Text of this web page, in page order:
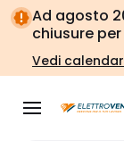
Vai alla
navigazione
Vai
alla
Ad agosto
chiusure
Vedi